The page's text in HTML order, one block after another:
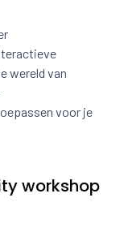
wereld van
voor je